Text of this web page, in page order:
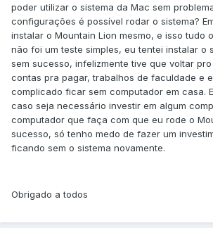
poder utilizar o sistema da Mac sem
configurações é possível rodar o sistema?
instalar o Mountain Lion mesmo, e isso tudo
não foi um teste simples, eu tentei instalar o
sem sucesso, infelizmente tive que voltar
contas pra pagar, trabalhos de faculdade e
complicado ficar sem computador em casa.
caso seja necessário investir em algum
computador que faça com que eu rode o
sucesso, só tenho medo de fazer um
ficando sem o sistema novamente.
Obrigado a todos